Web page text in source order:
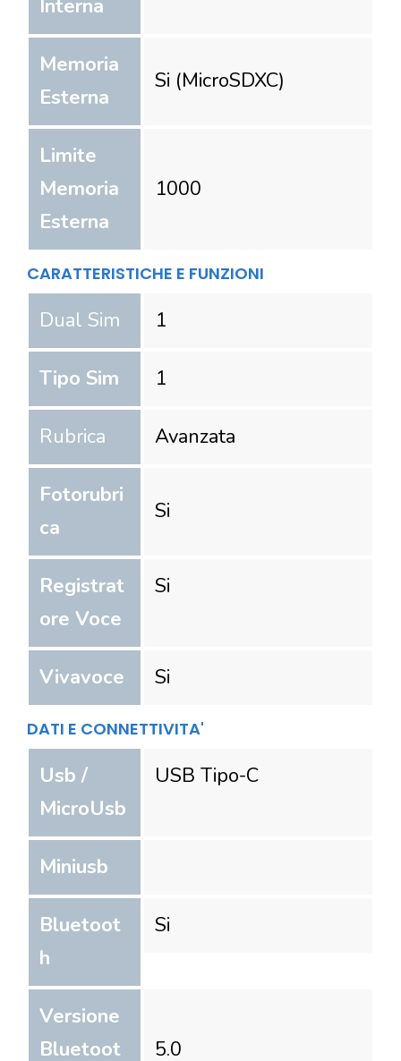
Interna
Memoria
Esterna
Si (MicroSDXC)
Limite
Memoria
Esterna
1000
CARATTERISTICHE E FUNZIONI
Dual Sim 1
Tipo Sim 1
Rubrica Avanzata
Fotorubri
ca
Si
Registrat
ore Voce
Si
Vivavoce Si
DATI E CONNETTIVITA'
Usb /
MicroUsb
USB Tipo-C
Miniusb
Bluetoot
h
Si
Versione
Bluetoot
5.0